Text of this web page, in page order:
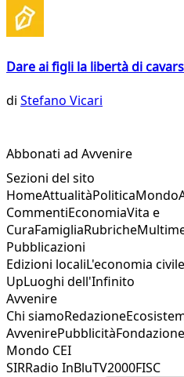
Dare ai figli la libertà di
di Stefano Vicari
Abbonati ad Avvenire
Sezioni del sito
HomeAttualitàPoliticaMondo
CommentiEconomiaVita e
CuraFamigliaRubriche
Pubblicazioni
Edizioni localiL'economia civile
UpLuoghi dell'Infinito
Avvenire
Chi siamoRedazione
AvvenirePubblicità
Mondo CEI
SIRRadio InBluTV2000FISC